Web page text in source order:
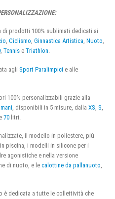
di prodotti 100% sublimati dedicati ai
, Ciclismo, Ginnastica Artistica, Nuoto,
, Tennis e Triathlon.
agli Sport Paralimpici e alle
100% personalizzabili grazie alla
, disponibili in 5 misure, dalla XS S
e 70 litri.
il modello in poliestere, più
piscina, i modelli in silicone per i
agonistiche e nella versione
di nuoto, e le calottine da pallanuoto,
è dedicata a tutte le collettività che